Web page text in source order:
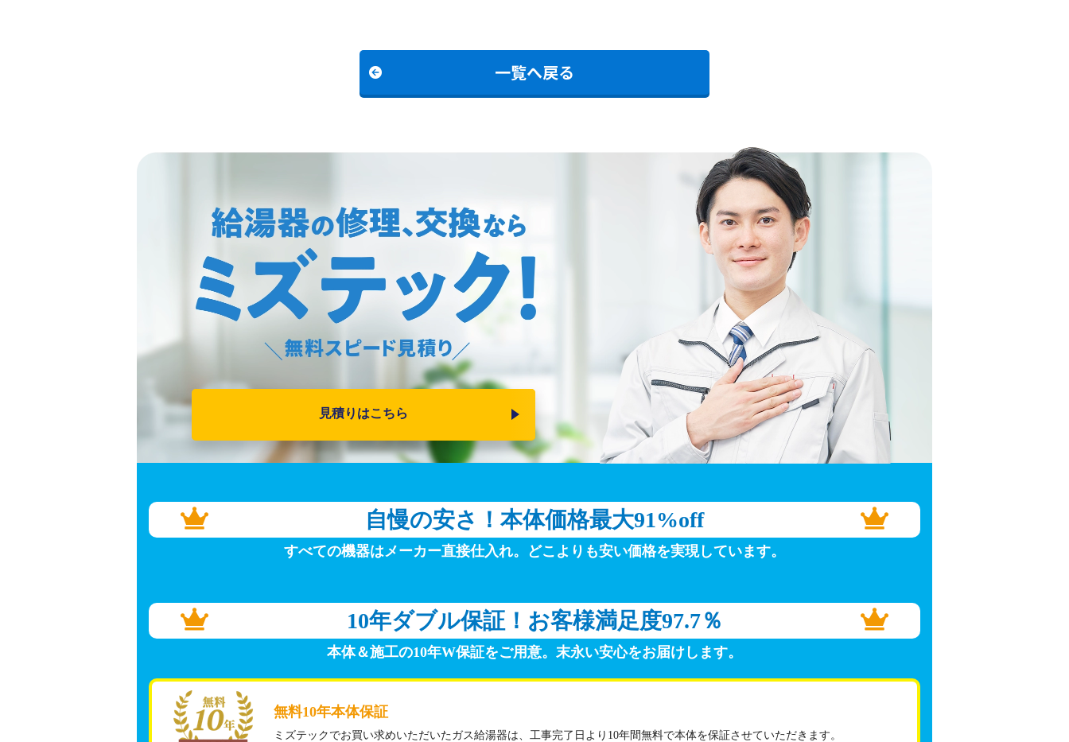
一覧へ戻る
見積りはこちら
自慢の安さ！ 本体価格最大91%off
すべての機器はメーカー直接仕入れ。 どこよりも安い価格を実現しています。
10年ダブル保証！ お客様満足度97.7％
本体＆施工の10年W保証をご用意。 末永い安心をお届けします。
無料10年本体保証
ミズテックでお買い求めいただいたガス給湯器は、工事完了日より10年間無料で本体を保証させていただきます。